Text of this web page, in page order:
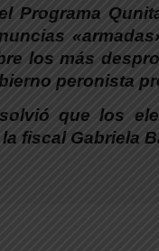
Programa
los más
peronista
que los
fiscal Gabriela